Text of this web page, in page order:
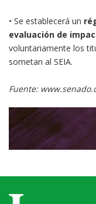
• Se establecerá un
evaluación de
voluntariamente los
sometan al SEIA.
Fuente: